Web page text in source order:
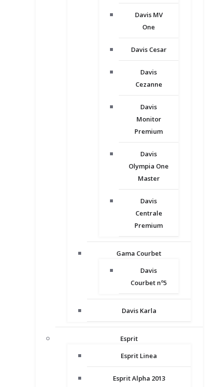
Davis MV
One
Davis Cesar
Davis
Cezanne
Davis
Monitor
Premium
Davis
Olympia One
Master
Davis
Centrale
Premium
Gama Courbet
Davis
Courbet nº5
Davis Karla
Esprit
Esprit Linea
Esprit Alpha 2013